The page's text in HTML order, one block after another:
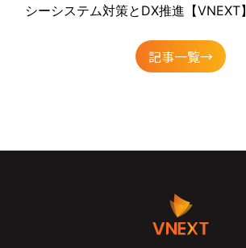
シーシステム対策とDX推進【VNEXT】
記事一覧→